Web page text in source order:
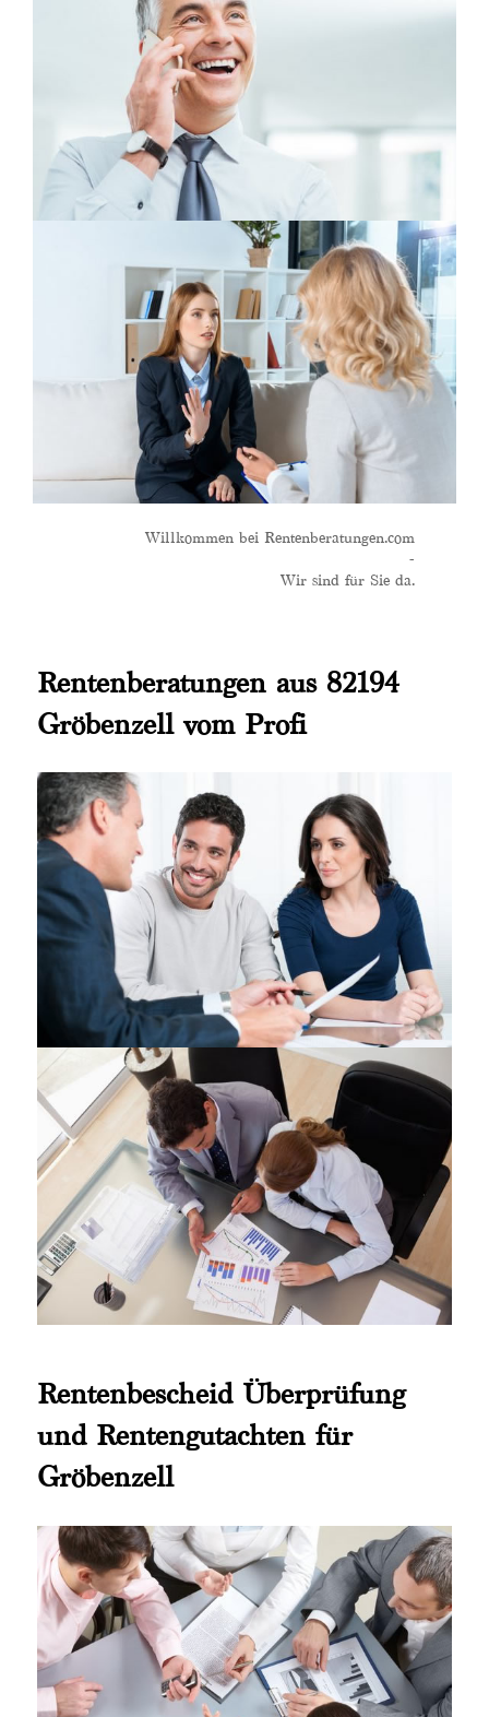
Willkommen bei Rentenberatungen.com
-
Wir sind für Sie da.
Rentenberatungen aus 82194
Gröbenzell vom Profi
Rentenbescheid Überprüfung
und Rentengutachten für
Gröbenzell